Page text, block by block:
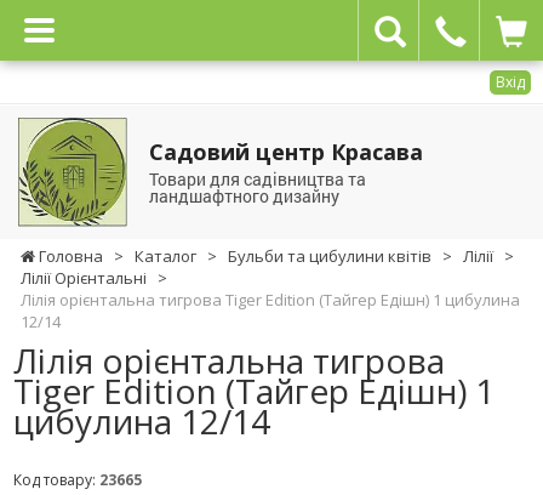
Вхід
Садовий центр Красава
Товари для садівництва та
ландшафтного дизайну
Головна > Каталог > Бульби та цибулини квітів > Лілії >
Лілії Орієнтальні
>
Лілія орієнтальна тигрова Tiger Edition (Тайгер Едішн) 1 цибулина
12/14
Лілія орієнтальна тигрова
Tiger Edition (Тайгер Едішн) 1
цибулина 12/14
Код товару: 23665